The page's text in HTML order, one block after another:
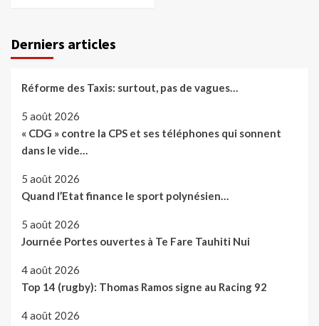
Derniers articles
Réforme des Taxis: surtout, pas de vagues…
5 août 2026
« CDG » contre la CPS et ses téléphones qui sonnent
dans le vide…
5 août 2026
Quand l’Etat finance le sport polynésien…
5 août 2026
Journée Portes ouvertes à Te Fare Tauhiti Nui
4 août 2026
Top 14 (rugby): Thomas Ramos signe au Racing 92
4 août 2026